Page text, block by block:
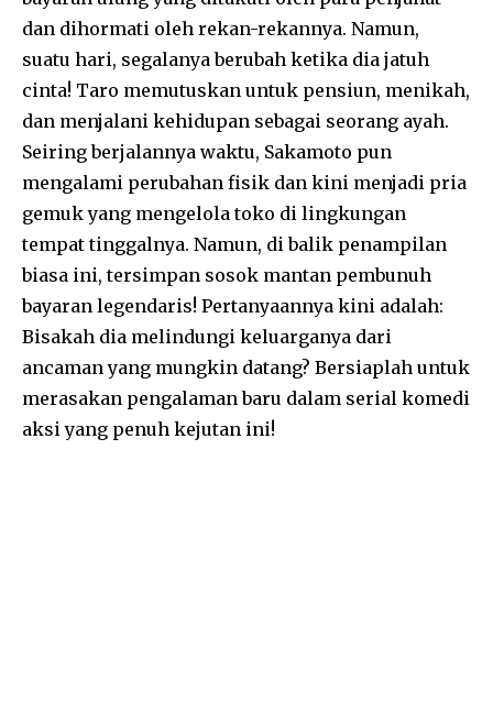
dan dihormati oleh rekan-rekannya. Namun,
suatu hari, segalanya berubah ketika dia jatuh
cinta! Taro memutuskan untuk pensiun, menikah,
dan menjalani kehidupan sebagai seorang ayah.
Seiring berjalannya waktu, Sakamoto pun
mengalami perubahan fisik dan kini menjadi pria
gemuk yang mengelola toko di lingkungan
tempat tinggalnya. Namun, di balik penampilan
biasa ini, tersimpan sosok mantan pembunuh
bayaran legendaris! Pertanyaannya kini adalah:
Bisakah dia melindungi keluarganya dari
ancaman yang mungkin datang? Bersiaplah untuk
merasakan pengalaman baru dalam serial komedi
aksi yang penuh kejutan ini!